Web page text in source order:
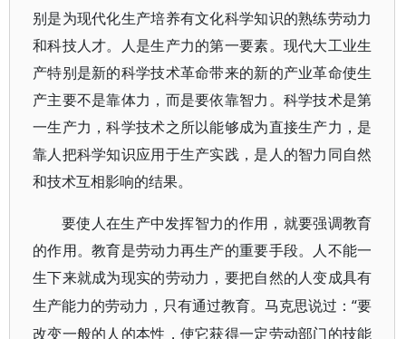
别是为现代化生产培养有文化科学知识的熟练劳动力
和科技人才。人是生产力的第一要素。现代大工业生
产特别是新的科学技术革命带来的新的产业革命使生
产主要不是靠体力，而是要依靠智力。科学技术是第
一生产力，科学技术之所以能够成为直接生产力，是
靠人把科学知识应用于生产实践，是人的智力同自然
和技术互相影响的结果。
要使人在生产中发挥智力的作用，就要强调教育
的作用。教育是劳动力再生产的重要手段。人不能一
生下来就成为现实的劳动力，要把自然的人变成具有
生产能力的劳动力，只有通过教育。马克思说过：“要
改变一般的人的本性，使它获得一定劳动部门的技能